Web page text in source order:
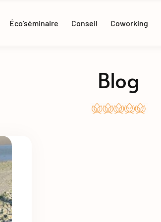
Éco’séminaire Conseil Coworking
Blog